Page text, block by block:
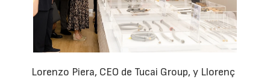
Lorenzo Piera, CEO de Tucai Group, y Llorenç